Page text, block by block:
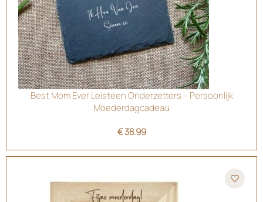
Best Mom Ever Leisteen Onderzetters – Persoonlijk
Moederdagcadeau
€38.99